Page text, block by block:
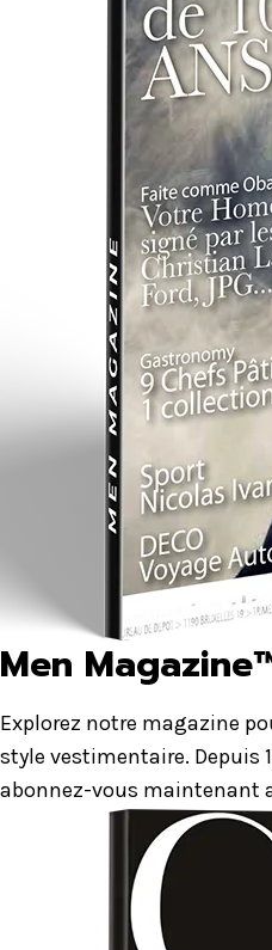
Men
Explorez notre magazine
style vestimentaire. Depuis
abonnez-vous maintenant